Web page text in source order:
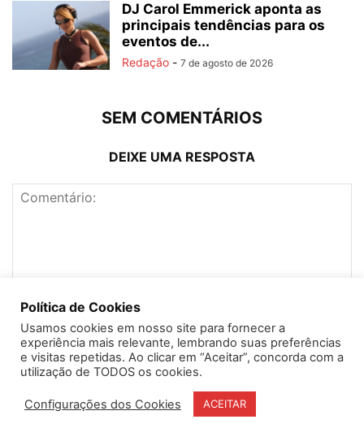
DJ Carol Emmerick aponta as
principais tendências para os
eventos de...
Redação - 7 de agosto de 2026
SEM COMENTÁRIOS
DEIXE UMA RESPOSTA
Política de Cookies
Usamos cookies em nosso site para fornecer a
experiência mais relevante, lembrando suas preferências
e visitas repetidas. Ao clicar em “Aceitar”, concorda com a
utilização de TODOS os cookies.
Configurações dos Cookies ACEITAR